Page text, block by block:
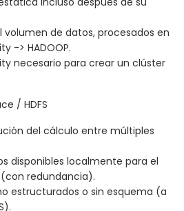
volumen de datos, procesados en
-> HADOOP.
necesario para crear un clúster
/ HDFS
del cálculo entre múltiples
disponibles localmente para el
redundancia).
estructurados o sin esquema (a